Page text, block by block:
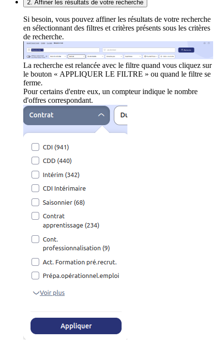
2. Affiner les résultats de votre recherche
Si besoin, vous pouvez affiner les résultats de votre recherche
en sélectionnant des filtres et critères présents sous les critères
de recherche.
La recherche est relancée avec le filtre quand vous cliquez sur
le bouton « APPLIQUER LE FILTRE » ou quand le filtre se
ferme.
Pour certains d'entre eux, un compteur indique le nombre
d'offres correspondant.